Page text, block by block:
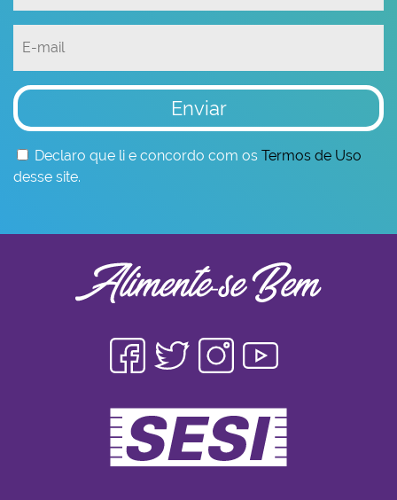
Enviar
Declaro que li e concordo com os Termos de Uso
desse site.